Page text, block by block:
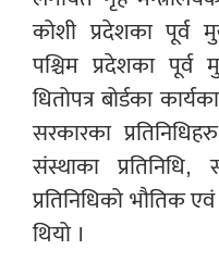
कोशी प्रदेशका पूर्व
पश्चिम प्रदेशका पूर्व
धितोपत्र बोर्डका
सरकारका
संस्थाका प्रतिनिधि,
प्रतिनिधिको भौतिक
थियो ।